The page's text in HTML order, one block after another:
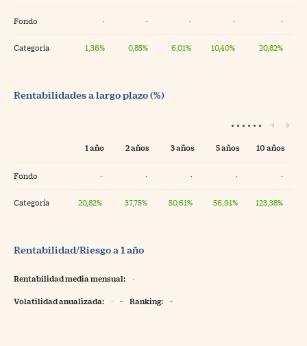
Fondo · · · · ·
Categoría 1,36% 0,85% 6,01% 10,40% 20,82%
Rentabilidades a largo plazo (%)
1 año 2 años 3 años 5 años 10 años
Fondo · · · · ·
Categoría 20,82% 37,75% 50,61% 56,91% 123,38%
Rentabilidad/Riesgo a 1 año
Rentabilidad media mensual: ·
Volatilidad anualizada: · - Ranking: -